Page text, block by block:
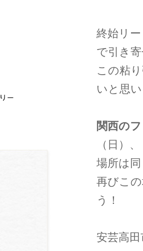
終始リ
で引き
この粘
いと思
関西の
（日）、
場所は
再びこ
う！
安芸高